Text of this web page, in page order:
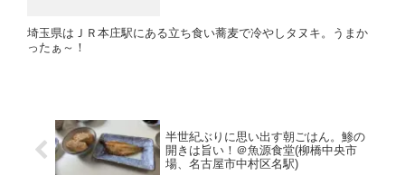
埼玉県はＪＲ本庄駅にある立ち食い蕎麦で冷やしタヌキ。うまか
ったぁ～！
半世紀ぶりに思い出す朝ごはん。鯵の
開きは旨い！＠魚源食堂(柳橋中央市
場、名古屋市中村区名駅)